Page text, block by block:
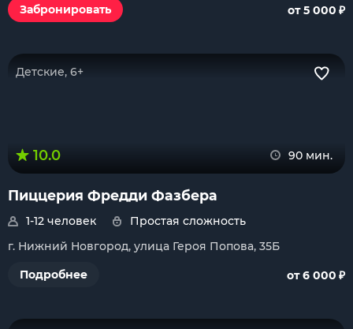
Забронировать
от 5 000 ₽
Детские, 6+
10.0 90 мин.
Пиццерия Фредди Фазбера
1-12 человек
Простая сложность
г. Нижний Новгород, улица Героя Попова, 35Б
Подробнее
от 6 000 ₽